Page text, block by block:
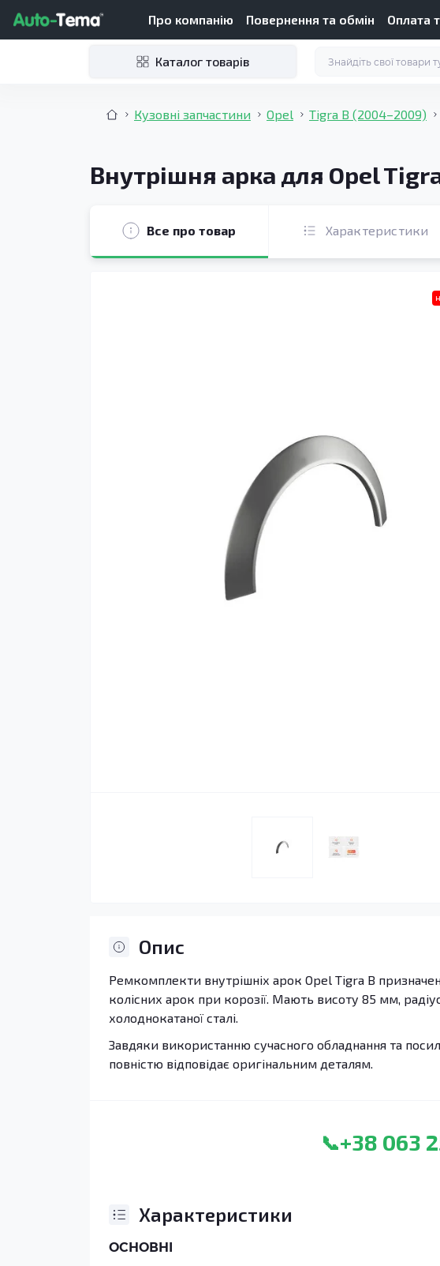
Про компанію Повернення та обмін Оплата
Каталог товарів
Кузовні запчастини Opel Tigra B (2004–2009)
Внутрішня арка для Opel
Все про товар Характеристики
Опис
Ремкомплекти внутрішніх арок Opel Tigra B
колісних арок при корозії. Мають висоту 85 мм,
холоднокатаної сталі.
Завдяки використанню сучасного обладнання та
повністю відповідає оригінальним деталям.
📞+38 063
Характеристики
ОСНОВНІ